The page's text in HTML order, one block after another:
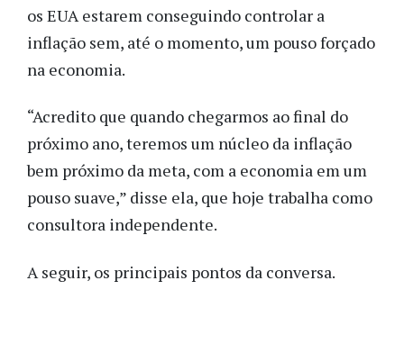
os EUA estarem conseguindo controlar a
inflação sem, até o momento, um pouso forçado
na economia.
“Acredito que quando chegarmos ao final do
próximo ano, teremos um núcleo da inflação
bem próximo da meta, com a economia em um
pouso suave,” disse ela, que hoje trabalha como
consultora independente.
A seguir, os principais pontos da conversa.